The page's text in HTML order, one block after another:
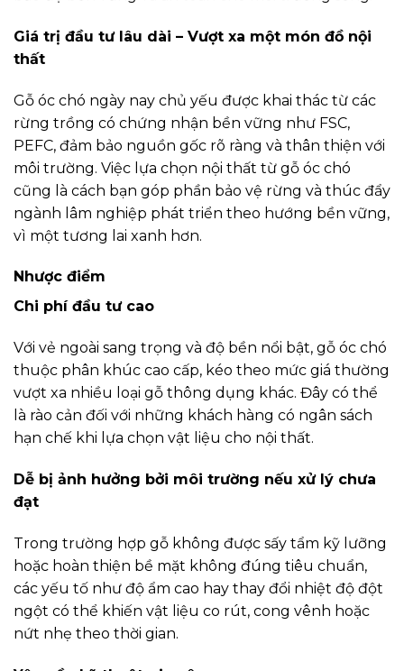
Giá trị đầu tư lâu dài – Vượt xa một món đồ nội
thất
Gỗ óc chó ngày nay chủ yếu được khai thác từ các
rừng trồng có chứng nhận bền vững như FSC,
PEFC, đảm bảo nguồn gốc rõ ràng và thân thiện với
môi trường. Việc lựa chọn nội thất từ gỗ óc chó
cũng là cách bạn góp phần bảo vệ rừng và thúc đẩy
ngành lâm nghiệp phát triển theo hướng bền vững,
vì một tương lai xanh hơn.
Nhược điểm
Chi phí đầu tư cao
Với vẻ ngoài sang trọng và độ bền nổi bật, gỗ óc chó
thuộc phân khúc cao cấp, kéo theo mức giá thường
vượt xa nhiều loại gỗ thông dụng khác. Đây có thể
là rào cản đối với những khách hàng có ngân sách
hạn chế khi lựa chọn vật liệu cho nội thất.
Dễ bị ảnh hưởng bởi môi trường nếu xử lý chưa
đạt
Trong trường hợp gỗ không được sấy tẩm kỹ lưỡng
hoặc hoàn thiện bề mặt không đúng tiêu chuẩn,
các yếu tố như độ ẩm cao hay thay đổi nhiệt độ đột
ngột có thể khiến vật liệu co rút, cong vênh hoặc
nứt nhẹ theo thời gian.